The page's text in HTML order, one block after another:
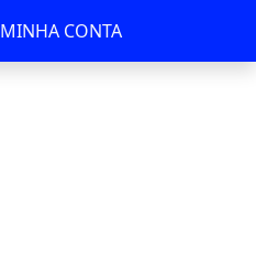
MINHA CONTA